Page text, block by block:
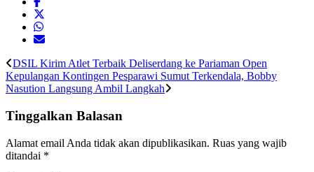
DSIL Kirim Atlet Terbaik Deliserdang ke Pariaman Open
Kepulangan Kontingen Pesparawi Sumut Terkendala, Bobby
Nasution Langsung Ambil Langkah
Tinggalkan Balasan
Alamat email Anda tidak akan dipublikasikan. Ruas yang wajib
ditandai *